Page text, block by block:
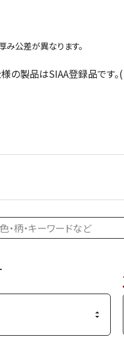
み公差が異なります。
の製品はSIAA登録品です